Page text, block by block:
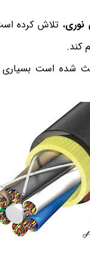
نوری، تلاش کرده است انواع ۱۲، ۲۴ و ۴۸
کند.
شده است بسیاری